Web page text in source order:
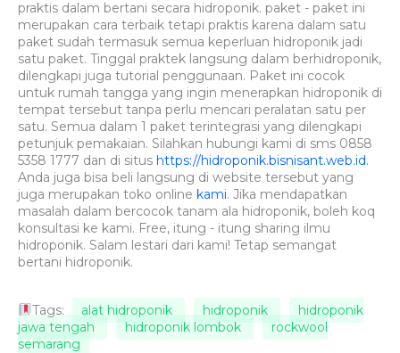
praktis dalam bertani secara hidroponik. paket - paket ini
merupakan cara terbaik tetapi praktis karena dalam satu
paket sudah termasuk semua keperluan hidroponik jadi
satu paket. Tinggal praktek langsung dalam berhidroponik,
dilengkapi juga tutorial penggunaan. Paket ini cocok
untuk rumah tangga yang ingin menerapkan hidroponik di
tempat tersebut tanpa perlu mencari peralatan satu per
satu. Semua dalam 1 paket terintegrasi yang dilengkapi
petunjuk pemakaian. Silahkan hubungi kami di sms 0858
5358 1777 dan di situs https://hidroponik.bisnisant.web.id.
Anda juga bisa beli langsung di website tersebut yang
juga merupakan toko online kami. Jika mendapatkan
masalah dalam bercocok tanam ala hidroponik, boleh koq
konsultasi ke kami. Free, itung - itung sharing ilmu
hidroponik. Salam lestari dari kami! Tetap semangat
bertani hidroponik.
Tags: alat hidroponik hidroponik
hidroponik
jawa tengah
hidroponik lombok
rockwool
semarang